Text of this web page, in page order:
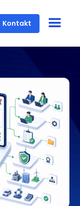
Kontakt